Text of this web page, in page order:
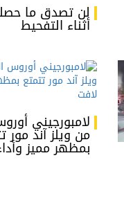
لن تصدق ما
أثناء التفحيط
لامبورجيني
من ويلز آند مور
بمظهر مميز